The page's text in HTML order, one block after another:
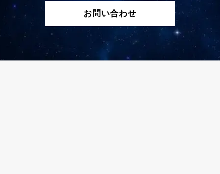
お問い合わせ